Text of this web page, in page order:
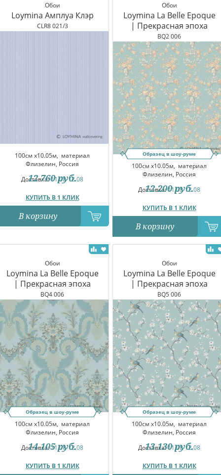
Обои
Loymina Амплуа Клэр
CLR8 021/3
100см x10.05м, материал
Флизелин, Россия
Доставка:11.08-12.08
КУПИТЬ В 1 КЛИК
12 760 руб.
В корзину
Обои
Loymina La Belle Epoque
| Прекрасная эпоха
BQ2 006
Образец в шоу-руме
100см x10.05м, материал
Флизелин, Россия
Доставка:11.08-12.08
КУПИТЬ В 1 КЛИК
12 200 руб.
В корзину
Обои
Loymina La Belle Epoque
| Прекрасная эпоха
BQ4 006
Образец в шоу-руме
100см x10.05м, материал
Флизелин, Россия
Доставка:11.08-12.08
КУПИТЬ В 1 КЛИК
14 105 руб.
Обои
Loymina La Belle Epoque
| Прекрасная эпоха
BQ5 006
Образец в шоу-руме
100см x10.05м, материал
Флизелин, Россия
Доставка:11.08-12.08
КУПИТЬ В 1 КЛИК
13 130 руб.